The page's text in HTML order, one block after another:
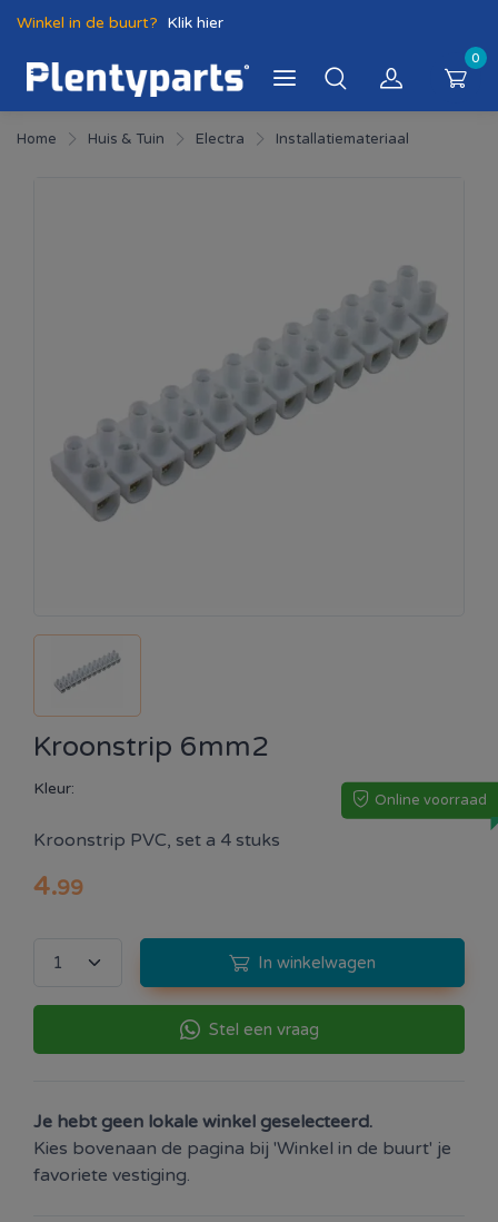
Winkel in de buurt? Klik hier
0
Home Huis & Tuin Electra Installatiemateriaal
Kroonstrip 6mm2
Kleur:
Online voorraad
Kroonstrip PVC, set a 4 stuks
4.99
In winkelwagen
Stel een vraag
Je hebt geen lokale winkel geselecteerd.
Kies bovenaan de pagina bij 'Winkel in de buurt' je
favoriete vestiging.